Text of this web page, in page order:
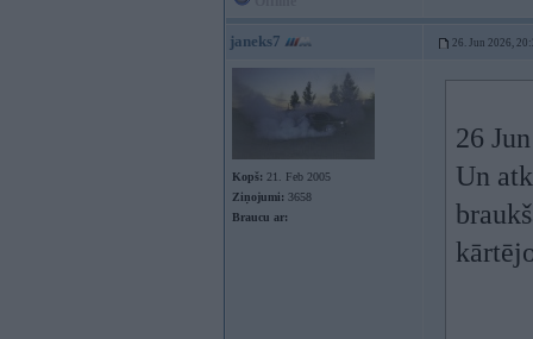
janeks7 26. Jun 2026,
Kopš: 21. Feb 2005
Ziņojumi: 3658
Braucu ar:
26
Un